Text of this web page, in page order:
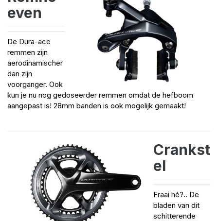
even
De Dura-ace
remmen zijn
aerodinamischer
dan zijn
voorganger. Ook
kun je nu nog gedoseerder remmen omdat de hefboom
aangepast is! 28mm banden is ook mogelijk gemaakt!
Crankst
el
Fraai hé?.. De
bladen van dit
schitterende